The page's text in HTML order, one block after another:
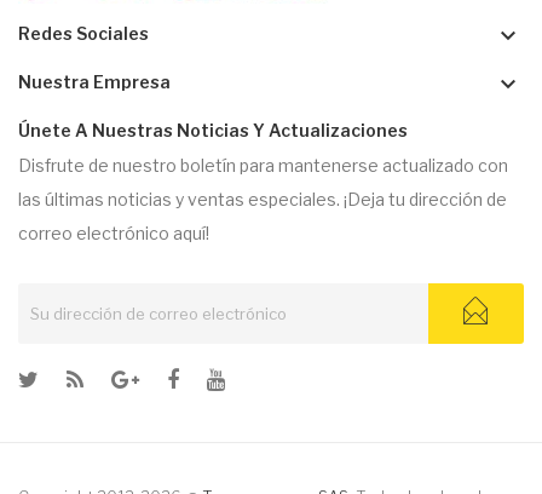
Redes Sociales keyboard_arrow_down
Nuestra Empresa keyboard_arrow_down
Únete A Nuestras Noticias Y Actualizaciones
Disfrute de nuestro boletín para mantenerse actualizado con
las últimas noticias y ventas especiales. ¡Deja tu dirección de
correo electrónico aquí!